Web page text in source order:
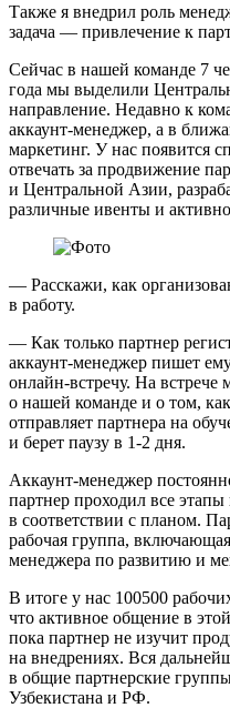
Также я внедрил роль
задача — привлечение к
Сейчас в нашей команде 7
года мы выделили
направление. Недавно к
аккаунт-менеджер, а в
маркетинг. У нас появится
отвечать за продвижение
и Центральной Азии,
различные ивенты и
— Расскажи, как
в работу.
— Как только партнер
аккаунт-менеджер пишет
онлайн-встречу. На встрече
о нашей команде и о том,
отправляет партнера на
и берет паузу в 1‑2 дня.
Аккаунт-менеджер
партнер проходил все
в соответствии с планом.
рабочая группа,
менеджера по развитию и
В итоге у нас 100500
что активное общение в
пока партнер не изучит
на внедрениях. Вся
в общие партнерские
Узбекистана и РФ.